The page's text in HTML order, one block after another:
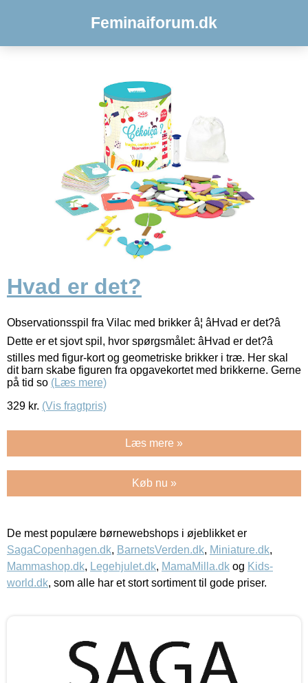
Feminaiforum.dk
Hvad er det?
Observationsspil fra Vilac med brikker â¦ âHvad er det?â
Dette er et sjovt spil, hvor spørgsmålet: âHvad er det?â
stilles med figur-kort og geometriske brikker i træ. Her skal
dit barn skabe figuren fra opgavekortet med brikkerne. Gerne
på tid so (Læs mere)
329 kr. (Vis fragtpris)
Læs mere »
Køb nu »
De mest populære børnewebshops i øjeblikket er
SagaCopenhagen.dk, BarnetsVerden.dk, Miniature.dk,
Mammashop.dk, Legehjulet.dk, MamaMilla.dk og Kids-
world.dk, som alle har et stort sortiment til gode priser.